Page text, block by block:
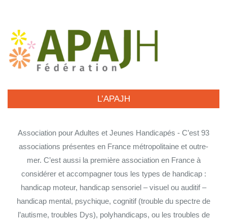
L’APAJH
Association pour Adultes et Jeunes Handicapés - C’est 93
associations présentes en France métropolitaine et outre-
mer. C’est aussi la première association en France à
considérer et accompagner tous les types de handicap :
handicap moteur, handicap sensoriel – visuel ou auditif –
handicap mental, psychique, cognitif (trouble du spectre de
l’autisme, troubles Dys), polyhandicaps, ou les troubles de